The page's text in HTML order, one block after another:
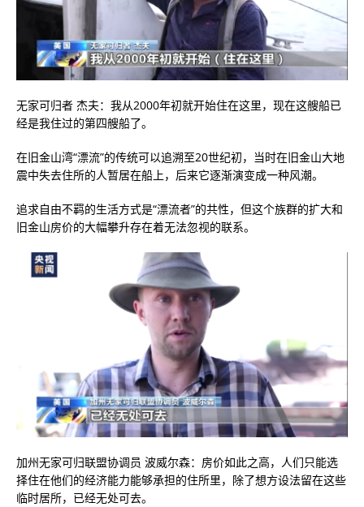
无家可归者 杰夫：我从2000年初就开始住在这里，现在这艘船已
经是我住过的第四艘船了。
在旧金山湾“漂流”的传统可以追溯至20世纪初，当时在旧金山大地
震中失去住所的人暂居在船上，后来它逐渐演变成一种风潮。
追求自由不羁的生活方式是“漂流者”的共性，但这个族群的扩大和
旧金山房价的大幅攀升存在着无法忽视的联系。
加州无家可归联盟协调员 波威尔森：房价如此之高，人们只能选
择住在他们的经济能力能够承担的住所里，除了想方设法留在这些
临时居所，已经无处可去。